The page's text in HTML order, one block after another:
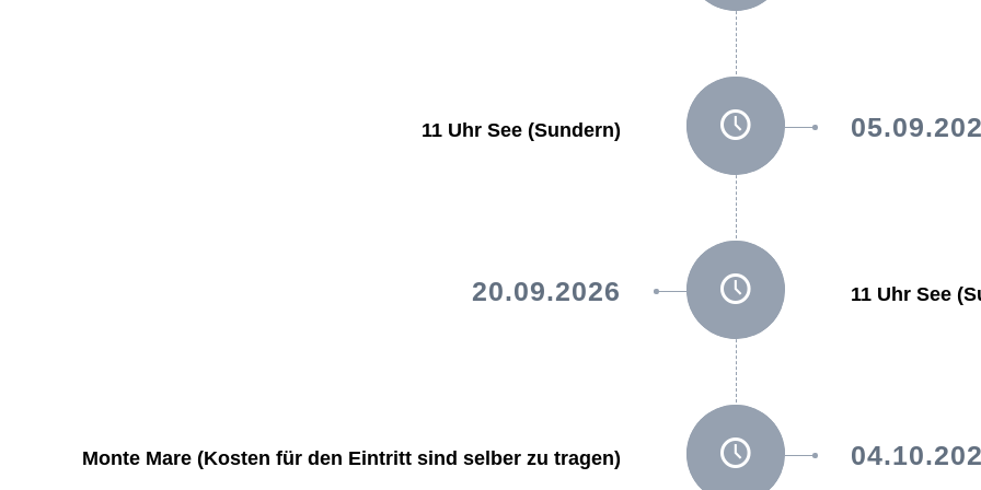
11 Uhr See (Sundern)
20.09.2026 11 Uhr See
Monte Mare (Kosten für den Eintritt sind selber zu tragen)